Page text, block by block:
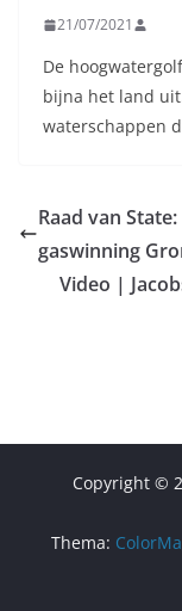
21/07/2021
De
bijna het land
waterschappen
Raad van
gaswinning
Video |
Copyright ©
Thema: